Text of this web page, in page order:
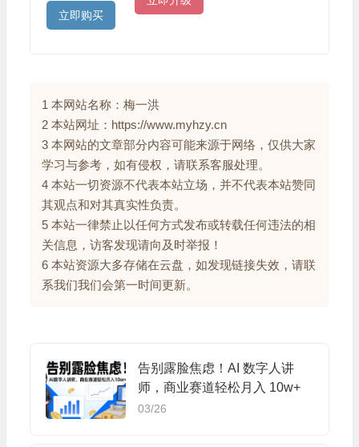
立即购买
1 本网站名称：梅一洪
2 本站网址：https://www.myhzy.cn
3 本网站的文章部分内容可能来源于网络，仅供大家
学习与参考，如有侵权，请联系客服处理。
4 本站一切资源不代表本站立场，并不代表本站赞同
其观点和对其真实性负责。
5 本站一律禁止以任何方式发布或转载任何违法的相
关信息，访客发现请向及时举报！
6 本站资源大多存储在云盘，如发现链接失效，请联
系我们我们会第一时间更新。
告别露脸焦虑！AI 数字人讲
师，商业赛道轻松月入 10w+
03/26